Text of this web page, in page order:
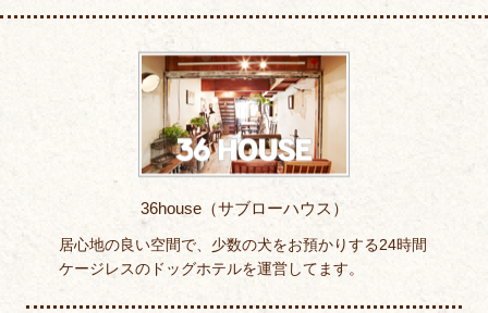
36house（サブローハウス）
居心地の良い空間で、少数の犬をお預かりする24時間
ケージレスのドッグホテルを運営してます。